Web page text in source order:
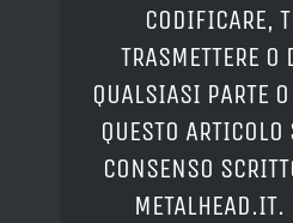
CODIFICARE,
TRASMETTERE
QUALSIASI PARTE
QUESTO
CONSENSO
METALHEAD.IT.